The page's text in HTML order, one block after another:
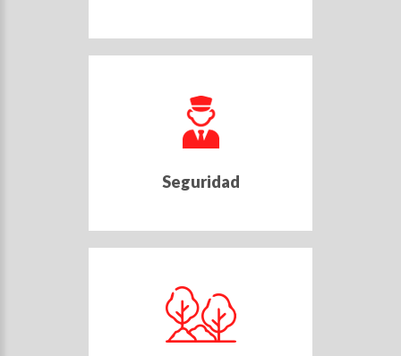
Seguridad